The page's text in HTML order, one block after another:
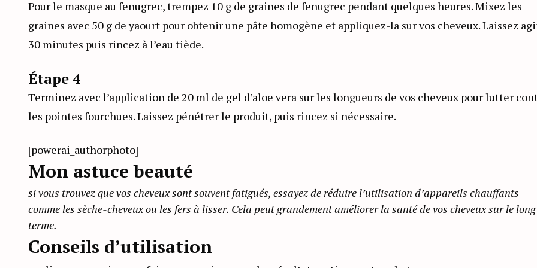
Pour le masque au fenugrec, trempez 10 g de graines de fenugrec pendant quelques heures. Mixez les
graines avec 50 g de yaourt pour obtenir une pâte homogène et appliquez-la sur vos cheveux. Laissez
30 minutes puis rincez à l’eau tiède.
Étape 4
Terminez avec l’application de 20 ml de gel d’aloe vera sur les longueurs de vos cheveux pour lutter
les pointes fourchues. Laissez pénétrer le produit, puis rincez si nécessaire.
[powerai_authorphoto]
Mon astuce beauté
si vous trouvez que vos cheveux sont souvent fatigués, essayez de réduire l’utilisation d’appareils chauffants
comme les sèche-cheveux ou les fers à lisser. Cela peut grandement améliorer la santé de vos cheveux sur le long
terme.
Conseils d’utilisation